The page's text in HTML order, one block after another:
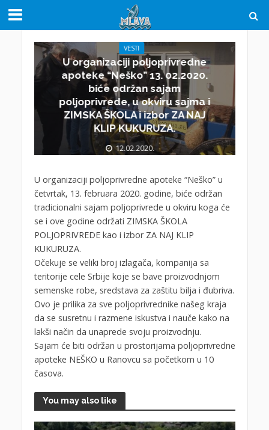
VESTI
U organizaciji poljoprivredne
apoteke “Neško” 13. 02.2020.
biće održan sajam
poljoprivrede, u okviru sajma i
ZIMSKA ŠKOLA i izbor ZA NAJ
KLIP KUKURUZA.
12.02.2020.
U organizaciji poljoprivredne apoteke “Neško” u
četvrtak, 13. februara 2020. godine, biće održan
tradicionalni sajam poljoprivrede u okviru koga će
se i ove godine održati ZIMSKA ŠKOLA
POLJOPRIVREDE kao i izbor ZA NAJ KLIP
KUKURUZA.
Očekuje se veliki broj izlagača, kompanija sa
teritorije cele Srbije koje se bave proizvodnjom
semenske robe, sredstava za zaštitu bilja i đubriva.
Ovo je prilika za sve poljoprivrednike našeg kraja
da se susretnu i razmene iskustva i nauče kako na
lakši način da unaprede svoju proizvodnju.
Sajam će biti održan u prostorijama poljoprivredne
apoteke NEŠKO u Ranovcu sa početkom u 10
časova.
You may also like